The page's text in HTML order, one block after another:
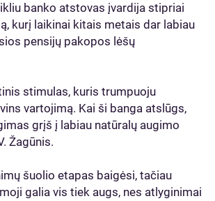
banko atstovas įvardija stipriai
kurį laikinai kitais metais dar labiau
pensijų pakopos lėšų
stimulas, kuris trumpuoju
vartojimą. Kai ši banga atslūgs,
grįš į labiau natūralų augimo
Žagūnis.
šuolio etapas baigėsi, tačiau
galia vis tiek augs, nes atlyginimai